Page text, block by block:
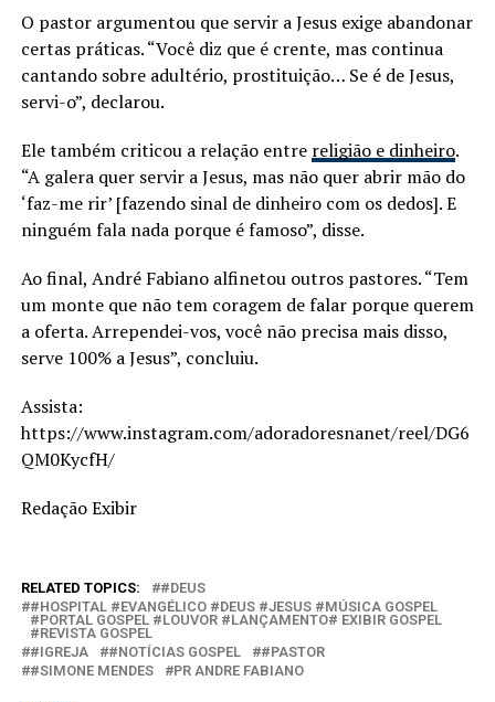
O pastor argumentou que servir a Jesus exige abandonar
certas práticas. “Você diz que é crente, mas continua
cantando sobre adultério, prostituição… Se é de Jesus,
servi-o”, declarou.
Ele também criticou a relação entre religião e dinheiro.
“A galera quer servir a Jesus, mas não quer abrir mão do
‘faz-me rir’ [fazendo sinal de dinheiro com os dedos]. E
ninguém fala nada porque é famoso”, disse.
Ao final, André Fabiano alfinetou outros pastores. “Tem
um monte que não tem coragem de falar porque querem
a oferta. Arrependei-vos, você não precisa mais disso,
serve 100% a Jesus”, concluiu.
Assista:
https://www.instagram.com/adoradoresnanet/reel/DG6
QM0KycfH/
Redação Exibir
RELATED TOPICS:
#DEUS
#HOSPITAL #EVANGÉLICO #DEUS #JESUS #MÚSICA GOSPEL
#PORTAL GOSPEL #LOUVOR #LANÇAMENTO# EXIBIR GOSPEL
#REVISTA GOSPEL
#IGREJA
#NOTÍCIAS GOSPEL
#PASTOR
#SIMONE MENDES
PR ANDRE FABIANO